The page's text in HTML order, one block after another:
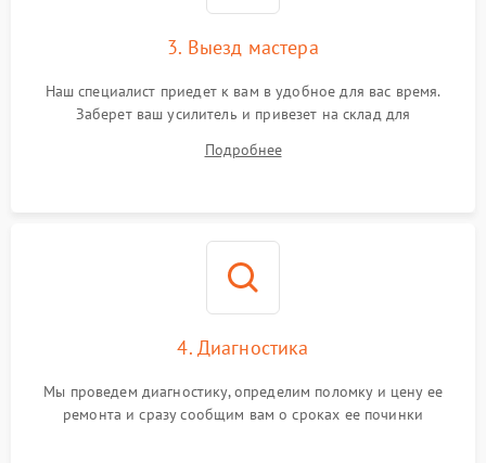
3. Выезд мастера
Наш специалист приедет к вам в удобное для вас время.
Заберет ваш усилитель и привезет на склад для
Подробнее
4. Диагностика
Мы проведем диагностику, определим поломку и цену ее
ремонта и сразу сообщим вам о сроках ее починки